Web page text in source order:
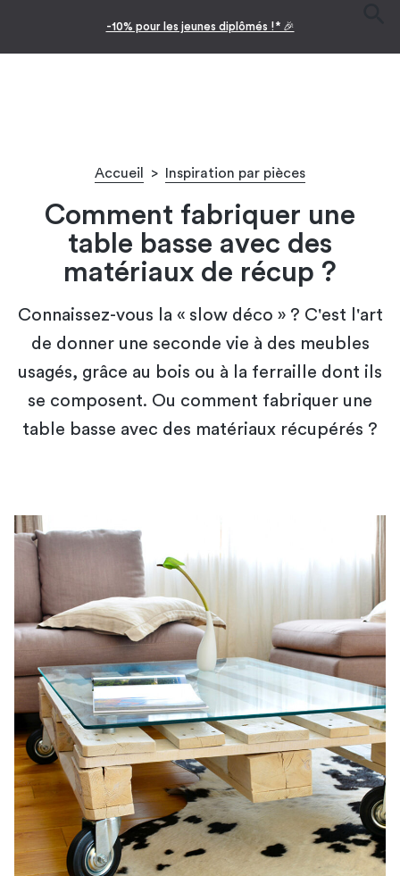
Facilitez vos achats
Accueil > Inspiration par pièces
Comment fabriquer une
table basse avec des
matériaux de récup ?
Connaissez-vous la « slow déco » ? C'est l'art
de donner une seconde vie à des meubles
usagés, grâce au bois ou à la ferraille dont ils
se composent. Ou comment fabriquer une
table basse avec des matériaux récupérés ?